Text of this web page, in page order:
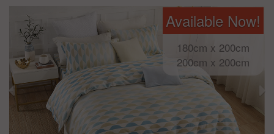
Available Now!
180cm x 200cm
200cm x 200cm